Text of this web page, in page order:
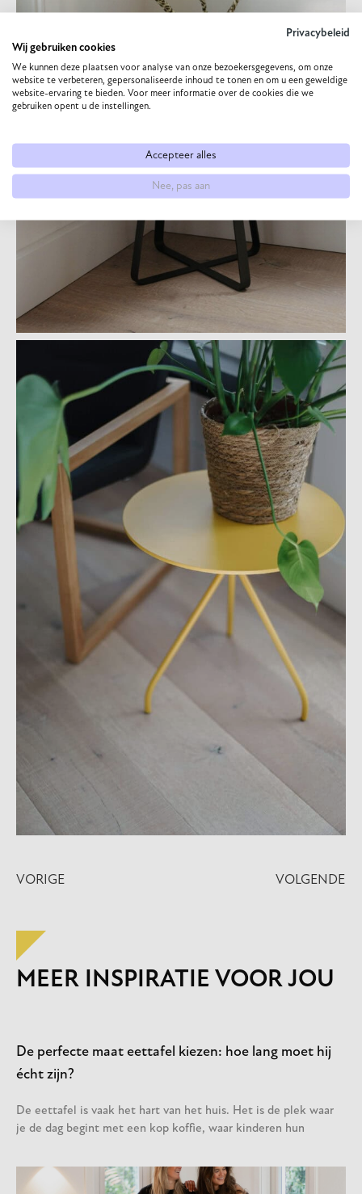
VORIGE VOLGENDE
MEER INSPIRATIE VOOR JOU
De perfecte maat eettafel kiezen: hoe lang moet hij
écht zijn?
De eettafel is vaak het hart van het huis. Het is de plek waar
je de dag begint met een kop koffie, waar kinderen hun
Privacybeleid
Wij gebruiken cookies
We kunnen deze plaatsen voor analyse van onze bezoekersgegevens, om onze
website te verbeteren, gepersonaliseerde inhoud te tonen en om u een geweldige
website-ervaring te bieden. Voor meer informatie over de cookies die we
gebruiken opent u de instellingen.
Accepteer alles
Nee, pas aan